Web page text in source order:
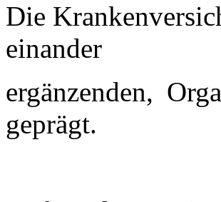
Die
einander
ergänzenden,
geprägt.